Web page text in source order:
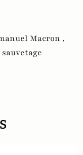
Macron ,
sauvetage